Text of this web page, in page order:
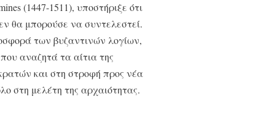
(1447-1511), υποστήριξε ότι
θα μπορούσε να συντελεστεί.
των βυζαντινών λογίων,
αναζητά τα αίτια της
και στη στροφή προς νέα
στη μελέτη της αρχαιότητας.